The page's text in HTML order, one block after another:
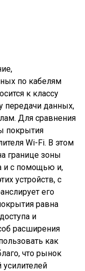
по кабелям
к классу
передачи данных,
Для сравнения
покрытия
Wi-Fi. В этом
границе зоны
и с помощью и,
устройств, с
его
равна
и
расширения
как
что рынок